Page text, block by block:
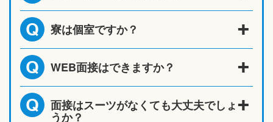
Q 寮は個室ですか？
Q WEB面接はできますか？
Q 面接はスーツがなくても大丈夫でしょ
うか？